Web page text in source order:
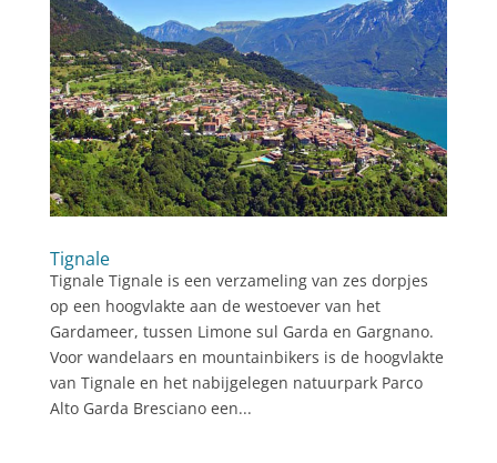
Tignale
Tignale Tignale is een verzameling van zes dorpjes
op een hoogvlakte aan de westoever van het
Gardameer, tussen Limone sul Garda en Gargnano.
Voor wandelaars en mountainbikers is de hoogvlakte
van Tignale en het nabijgelegen natuurpark Parco
Alto Garda Bresciano een...